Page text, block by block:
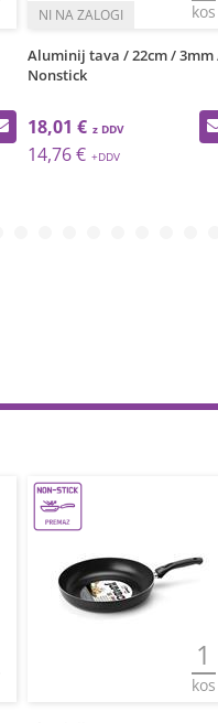
kos
Aluminij tava / 22cm / 3mm
Nonstick
18,01 €
14,76 €
1
kos